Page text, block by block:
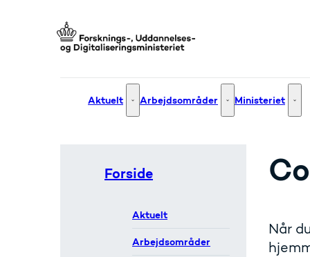
Aktuelt Aktuelt - Flere links
Arbejdsområder Arbejdsområder -
Ministeriet
Forside
Aktuelt
Arbejdsområder
Når